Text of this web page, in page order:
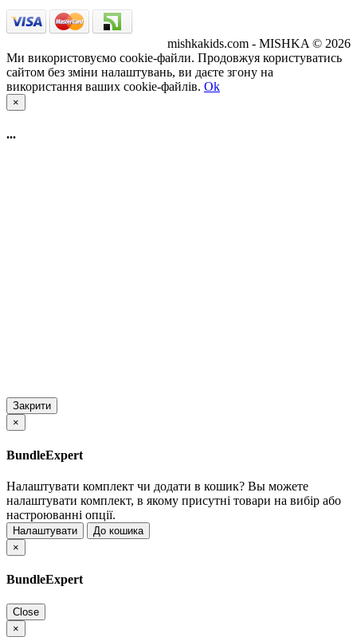
mishkakids.com - MISHKA © 2026
Ми використовуємо cookie-файли. Продовжуя користуватись
сайтом без зміни налаштувань, ви даєте згону на
використання ваших cookie-файлів. Ok
×
...
Закрити
×
BundleExpert
Налаштувати комплект чи додати в кошик? Вы можете
налаштувати комплект, в якому присутні товари на вибір або
настроюванні опції.
Налаштувати
До кошика
×
BundleExpert
Close
×